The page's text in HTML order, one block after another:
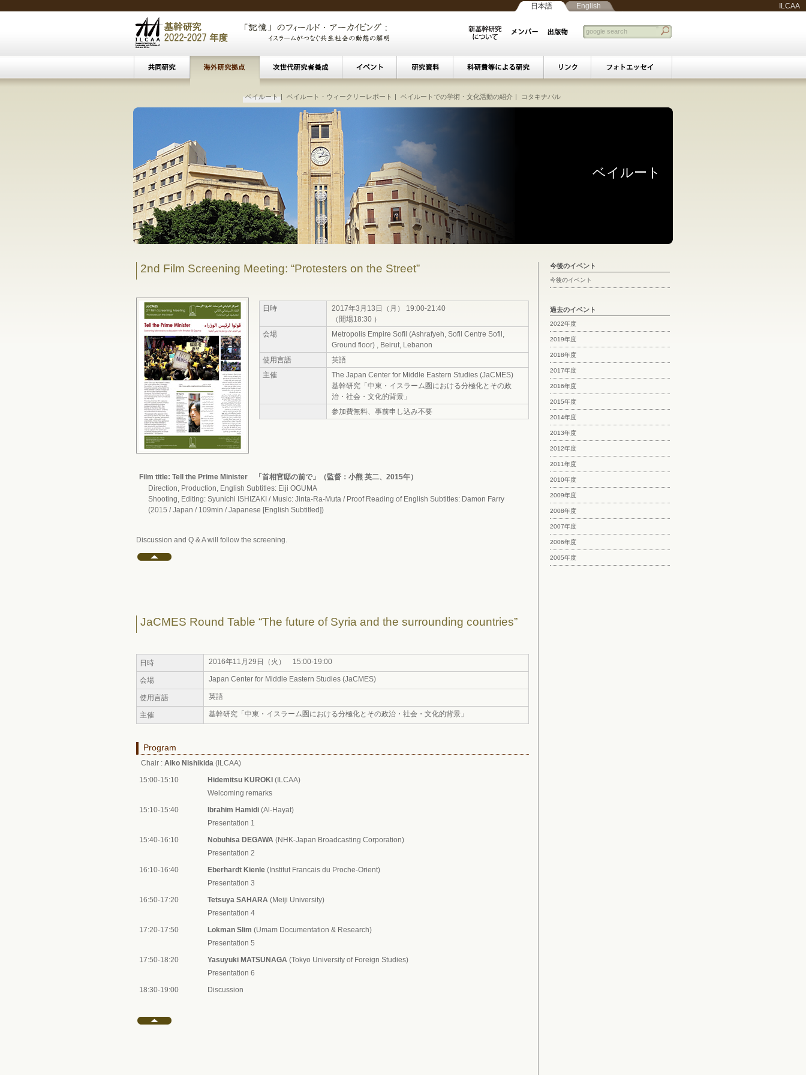
ILCAA
日本語 English
文化遺産アーカイビング | 接続する海 | パレスチナ／イスラエル | イスラーム聖者廟 | 多層ベースマップ
ベイルート | ベイルート・ウィークリーレポート | ベイルートでの学術・文化活動の紹介 |
コタキナバル
中東☆イスラーム研究セミナー | 中東☆イスラーム教育セミナー | ベイルート若手報告会 | オスマン文書セミナー | ペルシア語文書学セミナー | アラビア語法廷文書セミナー
研究会・講演会 | シンポジウム | セミナー | 展示
中東都市社会における
中東都市多層ベースマップシステム
近世イスラーム国家と多元的社会
近世イスラーム国家と周辺世界
東南アジアのイスラームと
東南アジアにおけるイスラーム主義と社会・文化要因の相互作用に関する学際的研究
―トランスナショナルなネットワークと現地の応答
移民/難民のシティズンシップ
―国家からの包摂と排除をめぐる制度と実践―
シティズンシップと政治参加
―移民／難民によるコミュニティ形成と社会福祉への影響の比較研究―
イスラームに基づく経済活動・行為
中東社会における
宗教宗派的・政治社会的少数派に関する研究
オスマン文書史料の基礎的研究
イスラーム聖者廟の財産管理に関する史料学的研究：
イラン・サファヴィー朝祖廟を事例として
現代アラブ君主制における正統性原理の変容と再興
近代中央ユーラシアにおける
中東・イスラームの歴史と歴史空間の可視化分析
―デジタル化時代の学知の共有をめざして
現代ムスリム知識人の変容と交流
接続する海としての地中海
パレスチナ／イスラエル紛争の変容：
カイロ歴史地区の文化遺産アーカイビングと
ベイルート
ベイルートでの学術・文化活動の紹介
2nd Film Screening Meeting: “Protesters on the Street”
日時
2017年3月13日（月） 19:00-21:40
（開場18:30 ）
会場
Metropolis Empire Sofil (Ashrafyeh, Sofil Centre Sofil,
Ground floor) , Beirut, Lebanon
使用言語
英語
主催
The Japan Center for Middle Eastern Studies (JaCMES)
基幹研究「中東・イスラーム圏における分極化とその政
治・社会・文化的背景」
参加費無料、事前申し込み不要
Film title: Tell the Prime Minister 「首相官邸の前で」（監督：小熊 英二、2015年）
Direction, Production, English Subtitles: Eiji OGUMA
Shooting, Editing: Syunichi ISHIZAKI / Music: Jinta-Ra-Muta / Proof Reading of English Subtitles: Damon Farry
(2015 / Japan / 109min / Japanese [English Subtitled])
Discussion and Q & A will follow the screening.
JaCMES Round Table “The future of Syria and the surrounding countries”
日時 2016年11月29日（火） 15:00-19:00
会場 Japan Center for Middle Eastern Studies (JaCMES)
使用言語 英語
主催 基幹研究「中東・イスラーム圏における分極化とその政治・社会・文化的背景」
Program
Chair : Aiko Nishikida (ILCAA)
15:00-15:10
Hidemitsu KUROKI (ILCAA)
Welcoming remarks
15:10-15:40
Ibrahim Hamidi (Al-Hayat)
Presentation 1
15:40-16:10
Nobuhisa DEGAWA (NHK-Japan Broadcasting Corporation)
Presentation 2
16:10-16:40
Eberhardt Kienle (Institut Francais du Proche-Orient)
Presentation 3
16:50-17:20
Tetsuya SAHARA (Meiji University)
Presentation 4
17:20-17:50
Lokman Slim (Umam Documentation & Research)
Presentation 5
17:50-18:20
Yasuyuki MATSUNAGA (Tokyo University of Foreign Studies)
Presentation 6
18:30-19:00
Discussion
今後のイベント
今後のイベント
過去のイベント
2022年度
2019年度
2018年度
2017年度
2016年度
2015年度
2014年度
2013年度
2012年度
2011年度
2010年度
2009年度
2008年度
2007年度
2006年度
2005年度